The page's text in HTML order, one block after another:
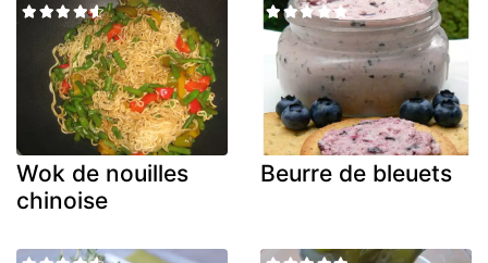
Wok de nouilles
chinoise
Beurre de bleuets